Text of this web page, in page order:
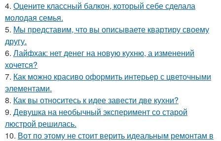
4. Оцените классный балкон, который себе сделала
молодая семья.
5. Мы представим, что вы описываете квартиру своему
другу.
6. Лайфхак: нет денег на новую кухню, а изменений
хочется?
7. Как можно красиво оформить интерьер с цветочными
элементами.
8. Как вы относитесь к идее завести две кухни?
9. Девушка на необычный эксперимент со старой
люстрой решилась.
10. Вот по этому не стоит верить идеальным ремонтам в